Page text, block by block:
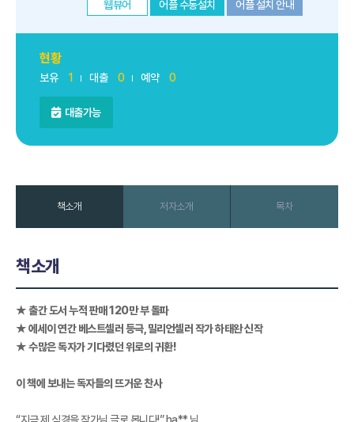
웹뷰어
어플 수동설치 어플 설치 안내
현황
보유 1 대출 0 예약 0
대출가능
책소개 저자소개 목차
책소개
★ 출간 도서 누적 판매 120만 부 돌파
★ 에세이 연간 베스트셀러 등극, 밀리언셀러 작가 하태완 신작
★ 수많은 독자가 기다렸던 위로의 귀환!
이 책에 보내는 독자들의 뜨거운 찬사
“지금 제 심경을 작가님 글로 봅니다!” ha** 님